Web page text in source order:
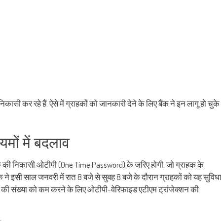
कर रहे हैं. ऐसे में ग्राहकों को जानकारी देने के लिए बैंक ने इन लागू हो चुके
में बदलाव
निकासी ओटीपी (One Time Password) के जरिए होगी, जो ग्राहक के
ने इसी साल जनवरी में रात 8 बजे से सुबह 8 बजे के दौरान ग्राहकों को यह सुविधा
संख्या को कम करने के लिए ओटीपी-वेरिफाइड एटीएम ट्रांजेक्शन की